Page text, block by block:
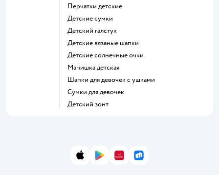
Перчатки детские
Детские сумки
Детский галстук
Детские вязаные шапки
Детские солнечные очки
Манишка детская
Шапки для девочек с ушками
Сумки для девочек
Детский зонт
App StoreGoogle Play
AppGallery
RuStore